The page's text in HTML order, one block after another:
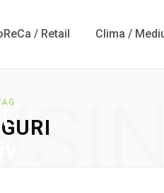
/ Retail Clima /